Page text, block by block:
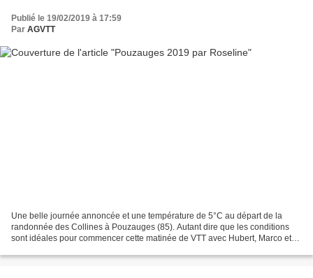
Publié le 19/02/2019 à 17:59
Par AGVTT
Une belle journée annoncée et une température de 5°C au départ de la
randonnée des Collines à Pouzauges (85). Autant dire que les conditions
sont idéales pour commencer cette matinée de VTT avec Hubert, Marco et